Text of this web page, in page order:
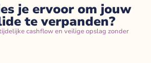
je ervoor om jouw
te verpanden?
cashflow en veilige opslag zonder